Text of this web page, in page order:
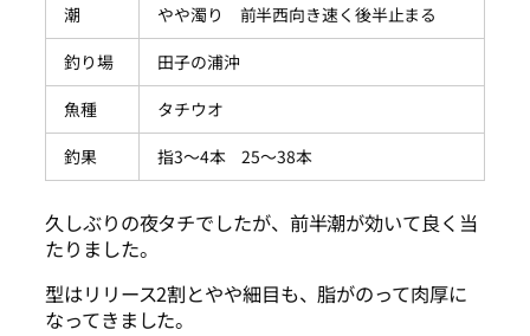
潮
やや濁り 前半西向き速く後半止まる
釣り場
田子の浦沖
魚種
タチウオ
釣果
指3～4本 25～38本
久しぶりの夜タチでしたが、前半潮が効いて良く当
たりました。
型はリリース2割とやや細目も、脂がのって肉厚に
なってきました。